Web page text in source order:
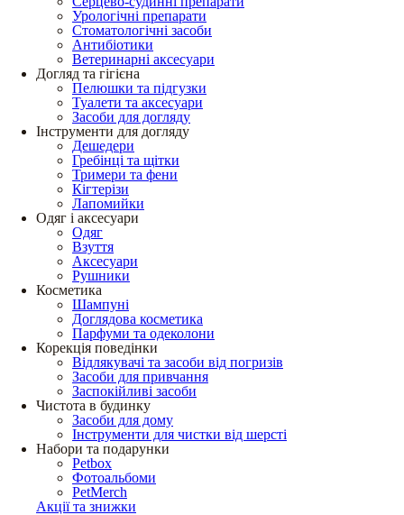
Урологічні препарати
Стоматологічні засоби
Антибіотики
Ветеринарні аксесуари
Догляд та гігієна
Пелюшки та підгузки
Туалети та аксесуари
Засоби для догляду
Інструменти для догляду
Дешедери
Гребінці та щітки
Тримери та фени
Кігтерізи
Лапомийки
Одяг і аксесуари
Одяг
Взуття
Аксесуари
Рушники
Косметика
Шампуні
Доглядова косметика
Парфуми та одеколони
Корекція поведінки
Відлякувачі та засоби від погризів
Засоби для привчання
Заспокійливі засоби
Чистота в будинку
Засоби для дому
Інструменти для чистки від шерсті
Набори та подарунки
Petbox
Фотоальбоми
PetMerch
Акції та знижки